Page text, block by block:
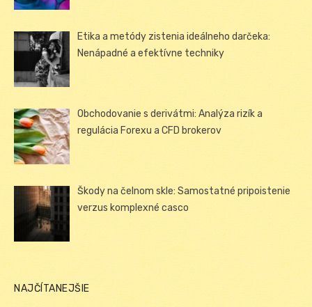
Etika a metódy zistenia ideálneho darčeka:
Nenápadné a efektívne techniky
Obchodovanie s derivátmi: Analýza rizík a
regulácia Forexu a CFD brokerov
Škody na čelnom skle: Samostatné pripoistenie
verzus komplexné casco
NAJČÍTANEJŠIE